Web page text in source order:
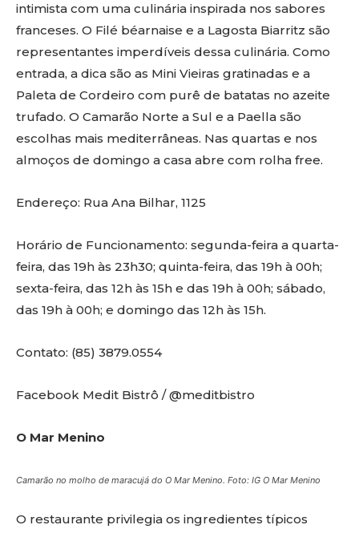
intimista com uma culinária inspirada nos sabores
franceses. O Filé béarnaise e a Lagosta Biarritz são
representantes imperdíveis dessa culinária. Como
entrada, a dica são as Mini Vieiras gratinadas e a
Paleta de Cordeiro com purê de batatas no azeite
trufado. O Camarão Norte a Sul e a Paella são
escolhas mais mediterrâneas. Nas quartas e nos
almoços de domingo a casa abre com rolha free.
Endereço: Rua Ana Bilhar, 1125
Horário de Funcionamento: segunda-feira a quarta-
feira, das 19h às 23h30; quinta-feira, das 19h à 00h;
sexta-feira, das 12h às 15h e das 19h à 00h; sábado,
das 19h à 00h; e domingo das 12h às 15h.
Contato: (85) 3879.0554
Facebook Medit Bistrô / @meditbistro
O Mar Menino
Camarão no molho de maracujá do O Mar Menino. Foto: IG O Mar Menino
O restaurante privilegia os ingredientes típicos